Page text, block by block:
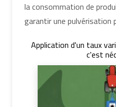
la consommation de
garantir une pulvérisation
Application d'un taux
c'est